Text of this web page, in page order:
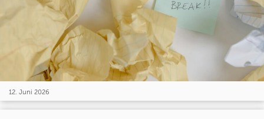
12. Juni 2026